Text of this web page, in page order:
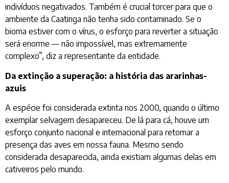
indivíduos negativados. Também é crucial torcer para que o
ambiente da Caatinga não tenha sido contaminado. Se o
bioma estiver com o vírus, o esforço para reverter a situação
será enorme — não impossível, mas extremamente
complexo”, diz a representante da entidade.
Da extinção a superação: a história das ararinhas-
azuis
A espécie foi considerada extinta nos 2000, quando o último
exemplar selvagem desapareceu. De lá para cá, houve um
esforço conjunto nacional e internacional para retomar a
presença das aves em nossa fauna. Mesmo sendo
considerada desaparecida, ainda existiam algumas delas em
cativeiros pelo mundo.